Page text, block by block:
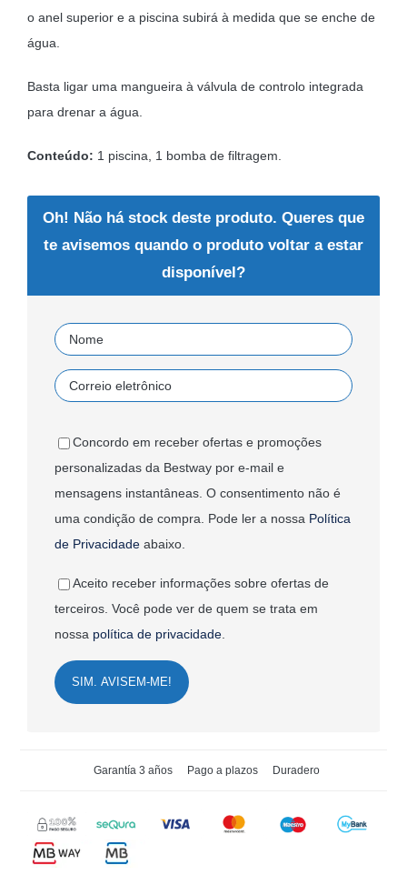
o anel superior e a piscina subirá à medida que se enche de
água.
Basta ligar uma mangueira à válvula de controlo integrada
para drenar a água.
Conteúdo: 1 piscina, 1 bomba de filtragem.
Oh! Não há stock deste produto. Queres que
te avisemos quando o produto voltar a estar
disponível?
Concordo em receber ofertas e promoções
personalizadas da Bestway por e-mail e
mensagens instantâneas. O consentimento não é
uma condição de compra. Pode ler a nossa Política
de Privacidadeabaixo.
Aceito receber informações sobre ofertas de
terceiros. Você pode ver de quem se trata em
nossa política de privacidade.
SIM. AVISEM-ME!
Garantía 3 años Pago a plazos Duradero